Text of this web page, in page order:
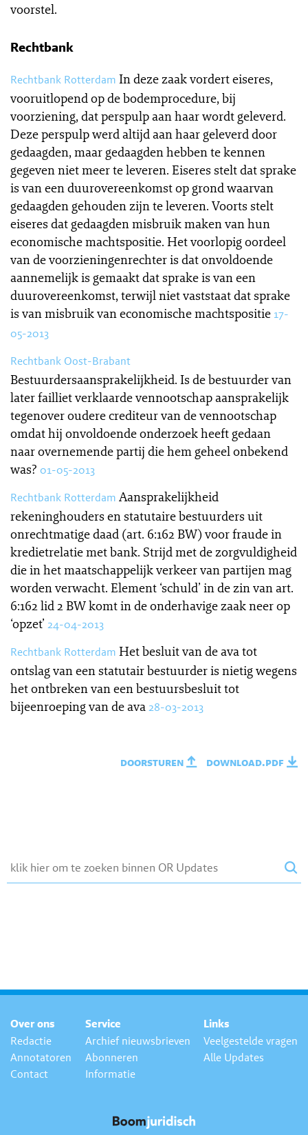
voorstel.
Rechtbank
Rechtbank Rotterdam In deze zaak vordert eiseres,
vooruitlopend op de bodemprocedure, bij
voorziening, dat perspulp aan haar wordt geleverd.
Deze perspulp werd altijd aan haar geleverd door
gedaagden, maar gedaagden hebben te kennen
gegeven niet meer te leveren. Eiseres stelt dat sprake
is van een duurovereenkomst op grond waarvan
gedaagden gehouden zijn te leveren. Voorts stelt
eiseres dat gedaagden misbruik maken van hun
economische machtspositie. Het voorlopig oordeel
van de voorzieningenrechter is dat onvoldoende
aannemelijk is gemaakt dat sprake is van een
duurovereenkomst, terwijl niet vaststaat dat sprake
is van misbruik van economische machtspositie 17-
05-2013
Rechtbank Oost-Brabant
Bestuurdersaansprakelijkheid. Is de bestuurder van
later failliet verklaarde vennootschap aansprakelijk
tegenover oudere crediteur van de vennootschap
omdat hij onvoldoende onderzoek heeft gedaan
naar overnemende partij die hem geheel onbekend
was? 01-05-2013
Rechtbank Rotterdam Aansprakelijkheid
rekeninghouders en statutaire bestuurders uit
onrechtmatige daad (art. 6:162 BW) voor fraude in
kredietrelatie met bank. Strijd met de zorgvuldigheid
die in het maatschappelijk verkeer van partijen mag
worden verwacht. Element ‘schuld’ in de zin van art.
6:162 lid 2 BW komt in de onderhavige zaak neer op
‘opzet’ 24-04-2013
Rechtbank Rotterdam Het besluit van de ava tot
ontslag van een statutair bestuurder is nietig wegens
het ontbreken van een bestuursbesluit tot
bijeenroeping van de ava28-03-2013
doorsturen download.pdf
Over ons
Redactie
Annotatoren
Contact
Service
Archief nieuwsbrieven
Abonneren
Informatie
Links
Veelgestelde vragen
Alle Updates